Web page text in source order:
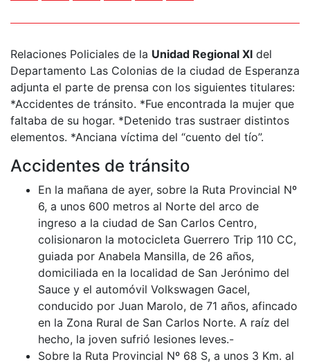
Relaciones Policiales de la Unidad Regional XI del
Departamento Las Colonias de la ciudad de Esperanza
adjunta el parte de prensa con los siguientes titulares:
*Accidentes de tránsito. *Fue encontrada la mujer que
faltaba de su hogar. *Detenido tras sustraer distintos
elementos. *Anciana víctima del “cuento del tío”.
Accidentes de tránsito
En la mañana de ayer, sobre la Ruta Provincial Nº
6, a unos 600 metros al Norte del arco de
ingreso a la ciudad de San Carlos Centro,
colisionaron la motocicleta Guerrero Trip 110 CC,
guiada por Anabela Mansilla, de 26 años,
domiciliada en la localidad de San Jerónimo del
Sauce y el automóvil Volkswagen Gacel,
conducido por Juan Marolo, de 71 años, afincado
en la Zona Rural de San Carlos Norte. A raíz del
hecho, la joven sufrió lesiones leves.-
Sobre la Ruta Provincial Nº 68 S, a unos 3 Km. al